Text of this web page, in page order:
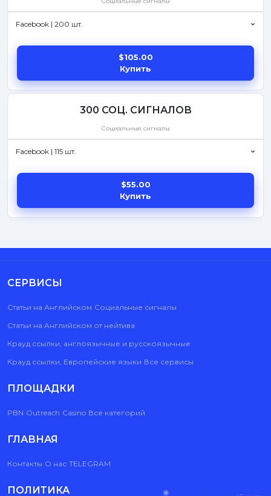
Facebook | 200 шт.
$105.00
Купить
300 СОЦ. СИГНАЛОВ
Социальные сигналы
Facebook | 115 шт.
$55.00
Купить
СЕРВИСЫ
Статьи на Английском Социальные сигналы
Статьи на Английском от нейтива
Крауд ссылки, англоязычные и русскоязычные
Крауд ссылки, Европейские языки Все сервисы
ПЛОЩАДКИ
PBN Outreach Casino Все категорий
ГЛАВНАЯ
Контакты О нас TELEGRAM
ПОЛИТИКА